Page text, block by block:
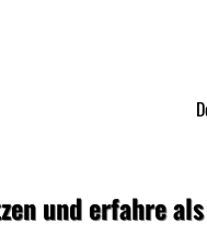
und erfahre